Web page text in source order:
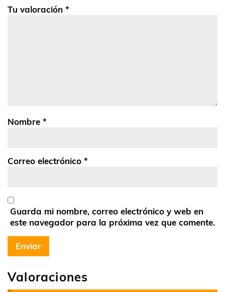
Valoraciones
Tu valoración *
Nombre *
Correo electrónico *
Guarda mi nombre, correo electrónico y web en
este navegador para la próxima vez que comente.